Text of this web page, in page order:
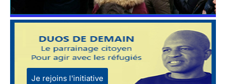
Je rejoins l'initiative